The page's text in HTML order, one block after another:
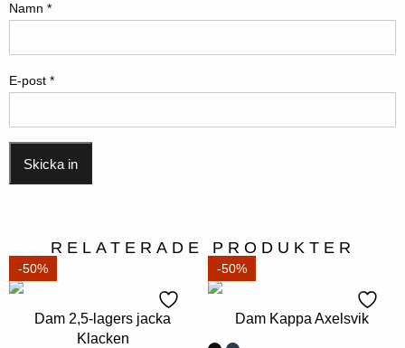
Namn *
E-post *
RELATERADE PRODUKTER
-50%
Dam 2,5-lagers jacka
Klacken
-50%
Dam Kappa Axelsvik